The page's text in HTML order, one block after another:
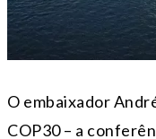
O embaixador
COP30 – a